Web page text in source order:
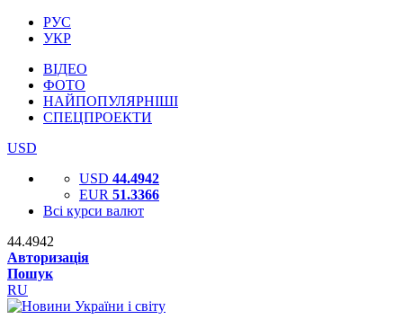
РУС
УКР
ВІДЕО
ФОТО
НАЙПОПУЛЯРНІШІ
СПЕЦПРОЕКТИ
USD
USD 44.4942
EUR 51.3366
Всі курси валют
44.4942
Авторизація
Пошук
RU